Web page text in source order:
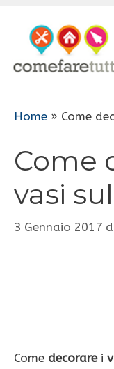
contenuto
Home » Come
Come
vasi
3 Gennaio 2017
Come decorarei